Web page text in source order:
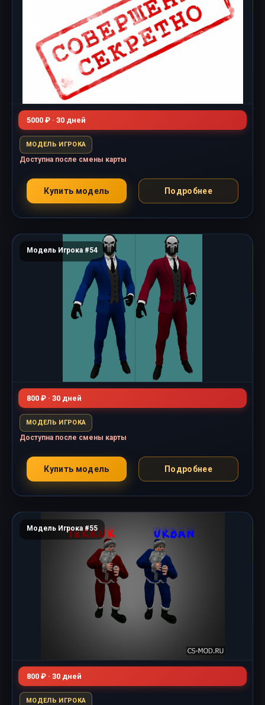
5000 ₽ · 30 дней
МОДЕЛЬ ИГРОКА
Доступна после смены карты
Купить модель Подробнее
Модель Игрока #54
800 ₽ · 30 дней
МОДЕЛЬ ИГРОКА
Доступна после смены карты
Купить модель Подробнее
Модель Игрока #55
800 ₽ · 30 дней
МОДЕЛЬ ИГРОКА